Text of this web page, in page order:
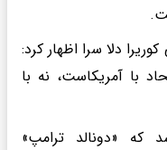
دلا سرا اظهار کرد:
با آمریکاست، نه با
«دونالد ترامپ»